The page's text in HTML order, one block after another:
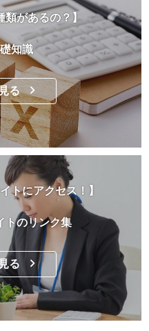
類があるの？】
知識
る
トにアクセス！】
トのリンク集
る